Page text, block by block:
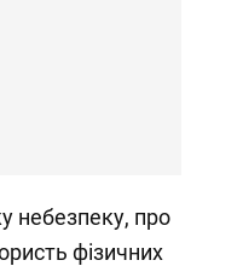
небезпеку, про
фізичних